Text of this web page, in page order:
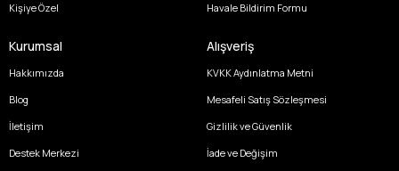
Kişiye Özel
Havale Bildirim Formu
Kurumsal
Hakkımızda
Blog
İletişim
Destek Merkezi
Alışveriş
KVKK Aydınlatma Metni
Mesafeli Satış Sözleşmesi
Gizlilik ve Güvenlik
İade ve Değişim